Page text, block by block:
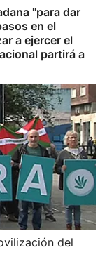
"para dar
en el
a ejercer el
partirá a
del